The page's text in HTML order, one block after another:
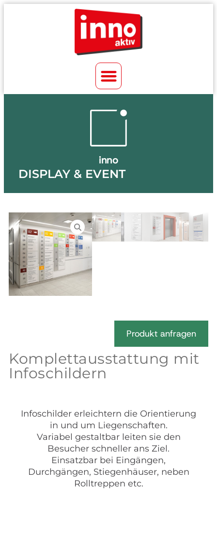
inno
DISPLAY & EVENT
Produkt anfragen
Komplettausstattung mit
Infoschildern
Infoschilder erleichtern die Orientierung
in und um Liegenschaften.
Variabel gestaltbar leiten sie den
Besucher schneller ans Ziel.
Einsatzbar bei Eingängen,
Durchgängen, Stiegenhäuser, neben
Rolltreppen etc.